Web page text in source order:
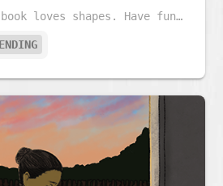
The cat in this book loves shapes. Have fun following the cat and his little friend and look at all the shapes that they see.